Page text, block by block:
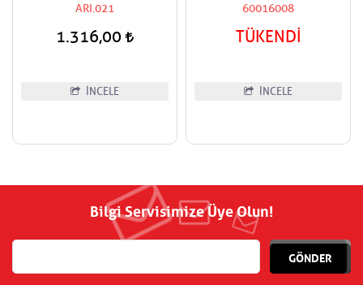
ARI.021
1.316,00
İNCELE
Teker Sağ - Ön Teker Sol -
Arka Teker Sağ - Arka Teker
Sol Rulmanı - Bilyası
60016008
TÜKENDİ
İNCELE
Bilgi Servisimize Üye Olun!
GÖNDER